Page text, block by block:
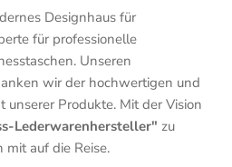
Designhaus für
für professionelle
Unseren
wir der hochwertigen und
unserer Produkte. Mit der Vision
Lederwarenhersteller" zu
auf die Reise.